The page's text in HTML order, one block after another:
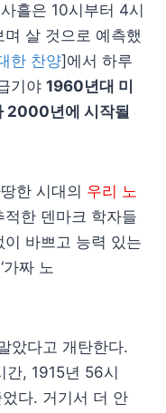
흘은 10시부터 4시
살 것으로 예측했
한 찬양]에서 하루
기야 1960년대 미
2000년에 시작될
한 시대의 우리 노
적한 덴마크 학자들
바쁘고 능력 있는
가짜 노
았다고 개탄한다.
, 1915년 56시
다. 거기서 더 안